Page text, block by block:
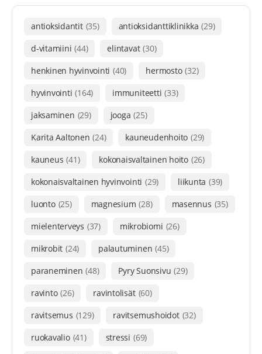
antioksidantit (35) antioksidanttiklinikka (29)
d-vitamiini (44) elintavat (30)
henkinen hyvinvointi (40) hermosto (32)
hyvinvointi (164) immuniteetti (33)
jaksaminen (29) jooga (25)
Karita Aaltonen (24) kauneudenhoito (29)
kauneus (41) kokonaisvaltainen hoito (26)
kokonaisvaltainen hyvinvointi (29) liikunta (39)
luonto (25) magnesium (28) masennus (35)
mielenterveys (37) mikrobiomi (26)
mikrobit (24) palautuminen (45)
paraneminen (48) Pyry Suonsivu (29)
ravinto (26) ravintolisät (60)
ravitsemus (129) ravitsemushoidot (32)
ruokavalio (41) stressi (69)